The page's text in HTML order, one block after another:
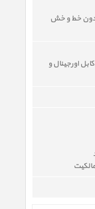
خط و خش
اورجینال و